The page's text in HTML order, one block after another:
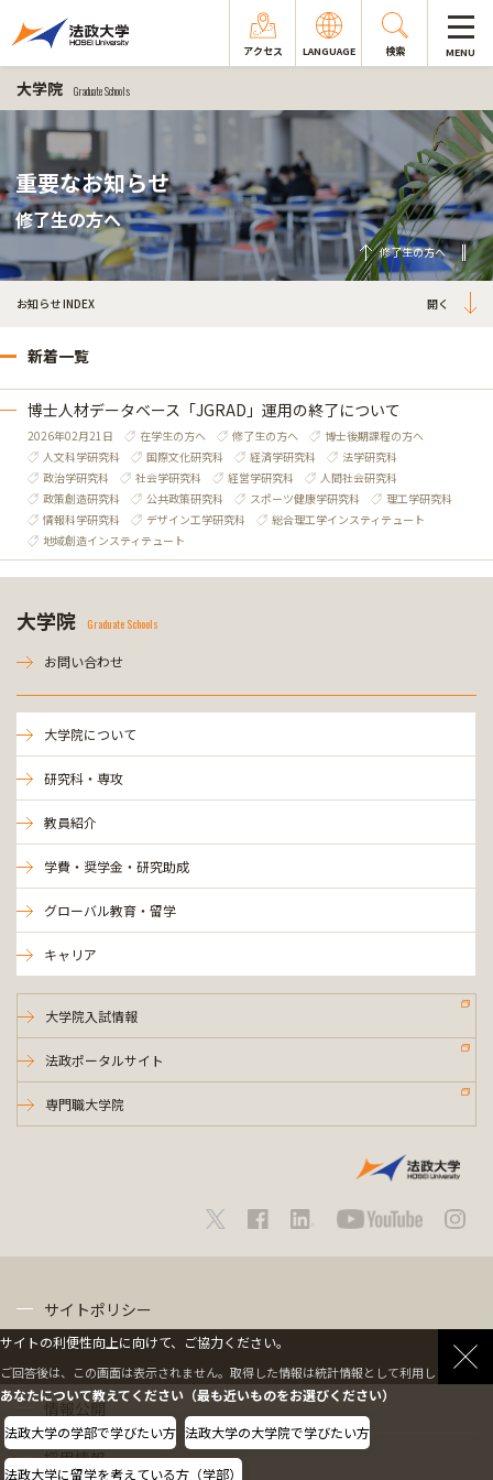
アクセス LANGUAGE 検索 MENU
大学院 Graduate Schools
重要なお知らせ
修了生の方へ
修了生の方へ
お知らせ INDEX
新着一覧
博士人材データベース「JGRAD」運用の終了について
2026年02月21日 在学生の方へ 修了生の方へ
博士後期課程の方へ
人文科学研究科
国際文化研究科 経済学研究科
法学研究科
政治学研究科
社会学研究科 経営学研究科
人間社会研究科
政策創造研究科
公共政策研究科 スポーツ健康学研究科
理工学研究科
情報科学研究科
デザイン工学研究科
総合理工学インスティテュート
地域創造インスティテュート
大学院 Graduate Schools
お問い合わせ
大学院について
研究科・専攻
教員紹介
学費・奨学金・研究助成
グローバル教育・留学
キャリア
大学院入試情報
法政ポータルサイト
専門職大学院
サイトポリシー
情報公開
採用情報
サイトの利便性向上に向けて、ご協力ください。
ご回答後は、この画面は表示されません。取得した情報は統計情報として利用します。
あなたについて教えてください（最も近いものをお選びください）
法政大学の学部で学びたい方 法政大学の大学院で学びたい方
法政大学に留学を考えている方（学部）